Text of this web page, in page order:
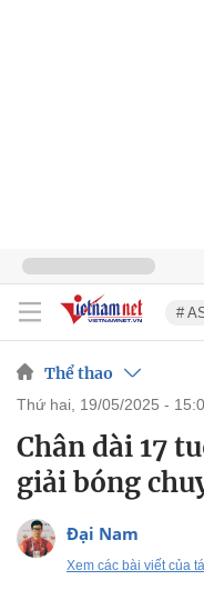
#
Thể thao
thứ hai, 19/05/2025 -
Chân dài 17
giải bóng
Đại Nam
Xem các bài viết của